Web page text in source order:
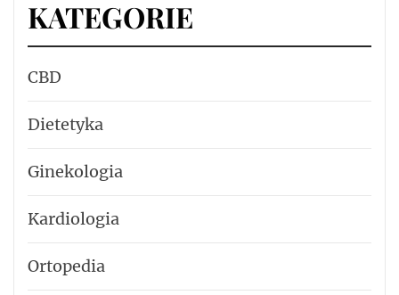
KATEGORIE
CBD
Dietetyka
Ginekologia
Kardiologia
Ortopedia